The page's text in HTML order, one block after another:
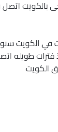
اتصل
في الكويت
طويله